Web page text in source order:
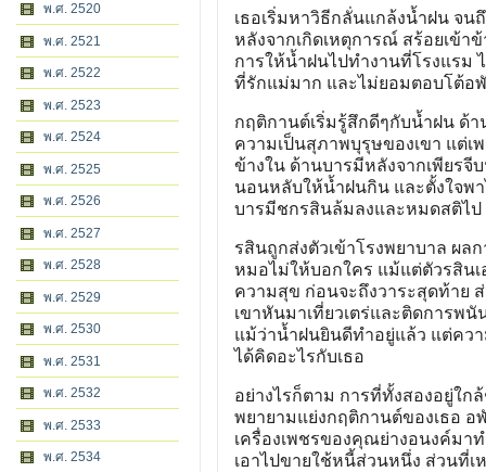
พ.ศ. 2520
พ.ศ. 2521
พ.ศ. 2522
พ.ศ. 2523
พ.ศ. 2524
พ.ศ. 2525
พ.ศ. 2526
พ.ศ. 2527
พ.ศ. 2528
พ.ศ. 2529
พ.ศ. 2530
พ.ศ. 2531
พ.ศ. 2532
พ.ศ. 2533
พ.ศ. 2534
เธอเริ่มหาวิธีกลั่นแกล้งน้ำฝน จ
หลังจากเกิดเหตุการณ์ สร้อยเข้
การให้น้ำฝนไปทำงานที่โรงแร
ที่รักแม่มาก และไม่ยอมตอบโต้อ
กฤติกานต์เริ่มรู้สึกดีๆกับน้ำฝน ด้
ความเป็นสุภาพบุรุษของเขา แต่
ข้างใน ด้านบารมีหลังจากเพียร
นอนหลับให้น้ำฝนกิน และตั้งใจพ
บารมีชกรสินล้มลงและหมดสติไ
รสินถูกส่งตัวเข้าโรงพยาบาล ผล
หมอไม่ให้บอกใคร แม้แต่ตัวรสินเ
ความสุข ก่อนจะถึงวาระสุดท้าย
เขาหันมาเที่ยวเตร่และติดการพ
แม้ว่าน้ำฝนยินดีทำอยู่แล้ว แต่คว
ได้คิดอะไรกับเธอ
อย่างไรก็ตาม การที่ทั้งสองอยู่ใ
พยายามแย่งกฤติกานต์ของเธอ อ
เครื่องเพชรของคุณย่างอนงค์มา
เอาไปขายใช้หนี้ส่วนหนึ่ง ส่วนที่เ